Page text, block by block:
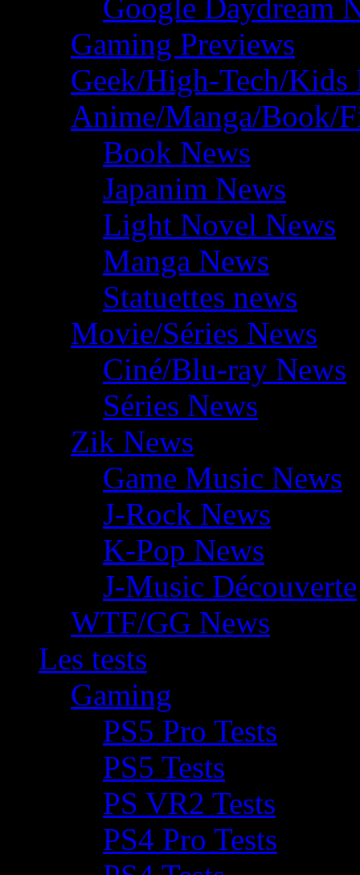
Google Daydream
Gaming Previews
Geek/High-Tech/Kids
Anime/Manga/Book/
Book News
Japanim News
Light Novel News
Manga News
Statuettes news
Movie/Séries News
Ciné/Blu-ray News
Séries News
Zik News
Game Music News
J-Rock News
K-Pop News
J-Music Découverte
WTF/GG News
Les tests
Gaming
PS5 Pro Tests
PS5 Tests
PS VR2 Tests
PS4 Pro Tests